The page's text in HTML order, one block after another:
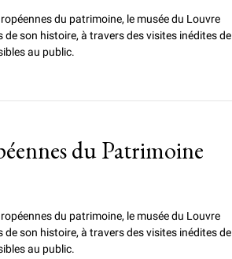
du patrimoine, le musée du Louvre
de son histoire, à travers des visites inédites de
au public.
du Patrimoine
du patrimoine, le musée du Louvre
de son histoire, à travers des visites inédites de
au public.